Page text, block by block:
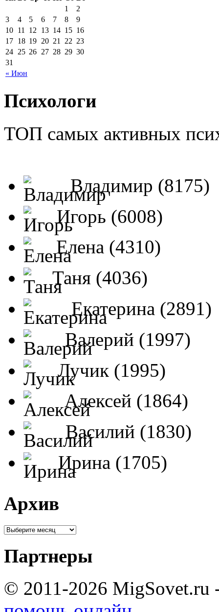
« Июн
1
2
3
4 5 6 7 8
9
10 11 12 13 14 15 16
17 18 19 20 21 22 23
24 25 26 27 28 29 30
31
Психологи
ТОП самых активных
Владимир (8175)
Игорь (6008)
Елена (4310)
Таня (4036)
Екатерина (2891)
Валерий (1997)
Лучик (1995)
Алексей (1864)
Василий (1830)
Ирина (1705)
Архив
Партнеры
© 2011-2026 MigSovet.ru